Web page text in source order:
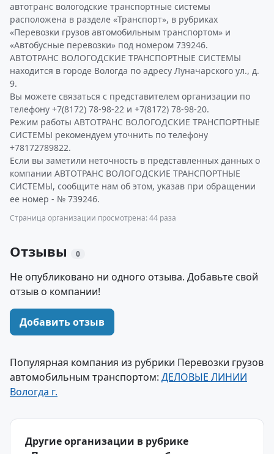
автотранс вологодские транспортные системы
расположена в разделе «Транспорт», в рубриках
«Перевозки грузов автомобильным транспортом» и
«Автобусные перевозки» под номером 739246.
АВТОТРАНС ВОЛОГОДСКИЕ ТРАНСПОРТНЫЕ СИСТЕМЫ
находится в городе Вологда по адресу Луначарского ул., д.
9.
Вы можете связаться с представителем организации по
телефону +7(8172) 78-98-22 и +7(8172) 78-98-20.
Режим работы АВТОТРАНС ВОЛОГОДСКИЕ ТРАНСПОРТНЫЕ
СИСТЕМЫ рекомендуем уточнить по телефону
+78172789822.
Если вы заметили неточность в представленных данных о
компании АВТОТРАНС ВОЛОГОДСКИЕ ТРАНСПОРТНЫЕ
СИСТЕМЫ, сообщите нам об этом, указав при обращении
ее номер - № 739246.
Страница организации просмотрена: 44 раза
Отзывы 0
Не опубликовано ни одного отзыва. Добавьте свой
отзыв о компании!
Добавить отзыв
Популярная компания из рубрики Перевозки грузов
автомобильным транспортом: ДЕЛОВЫЕ ЛИНИИ
Вологда г.
Другие организации в рубрике